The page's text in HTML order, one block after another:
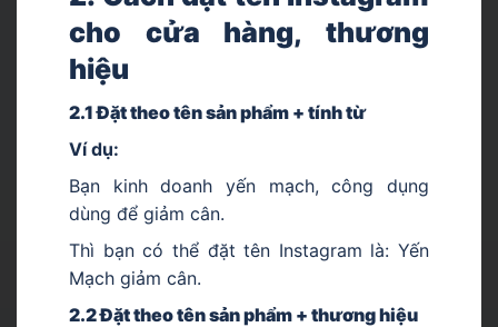
cho cửa hàng, thương
hiệu
2.1 Đặt theo tên sản phẩm + tính từ
Ví dụ:
Bạn kinh doanh yến mạch, công dụng
dùng để giảm cân.
Thì bạn có thể đặt tên Instagram là: Yến
Mạch giảm cân.
2.2 Đặt theo tên sản phẩm + thương hiệu